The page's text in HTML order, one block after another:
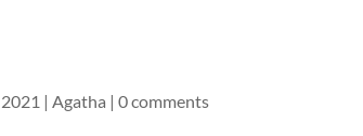
| Agatha |0 comments